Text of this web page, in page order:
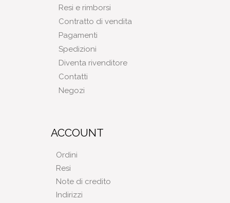
Resi e rimborsi
Contratto di vendita
Pagamenti
Spedizioni
Diventa rivenditore
Contatti
Negozi
ACCOUNT
Ordini
Resi
Note di credito
Indirizzi